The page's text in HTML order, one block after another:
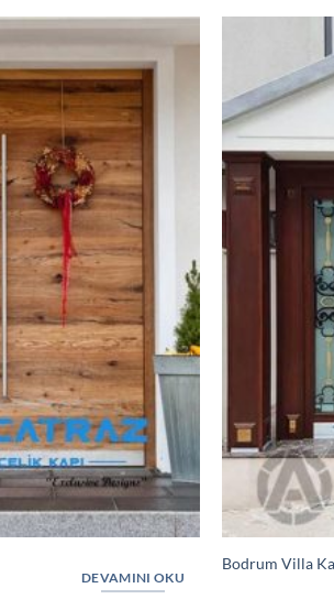
DEVAMINI OKU
Bodrum Villa